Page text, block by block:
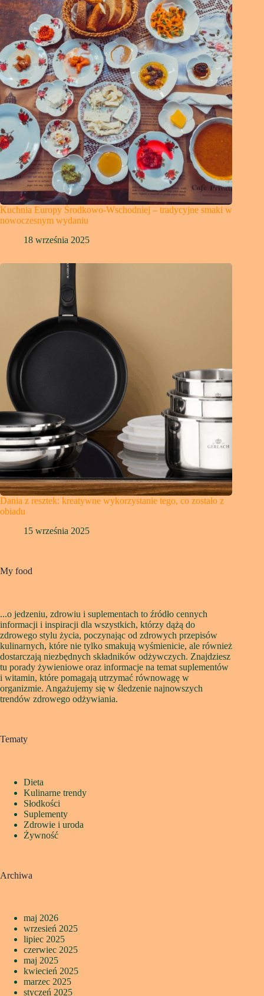
Kuchnia Europy Środkowo-Wschodniej – tradycyjne smaki w
nowoczesnym wydaniu
18 września 2025
Dania z resztek: kreatywne wykorzystanie tego, co zostało z
obiadu
15 września 2025
My food
...o jedzeniu, zdrowiu i suplementach to źródło cennych
informacji i inspiracji dla wszystkich, którzy dążą do
zdrowego stylu życia, poczynając od zdrowych przepisów
kulinarnych, które nie tylko smakują wyśmienicie, ale również
dostarczają niezbędnych składników odżywczych. Znajdziesz
tu porady żywieniowe oraz informacje na temat suplementów
i witamin, które pomagają utrzymać równowagę w
organizmie. Angażujemy się w śledzenie najnowszych
trendów zdrowego odżywiania.
Tematy
Dieta
Kulinarne trendy
Słodkości
Suplementy
Zdrowie i uroda
Żywność
Archiwa
maj 2026
wrzesień 2025
lipiec 2025
czerwiec 2025
maj 2025
kwiecień 2025
marzec 2025
styczeń 2025